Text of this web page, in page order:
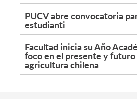
PUCV abre convocatoria
estudianti
Facultad inicia su Año
foco en el presente y futuro
agricultura chilena